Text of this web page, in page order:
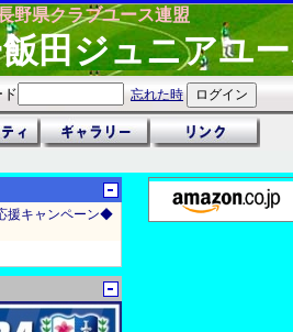
野県クラブユース連盟
田ジュニアユ
忘れた時
援キャンペーン◆